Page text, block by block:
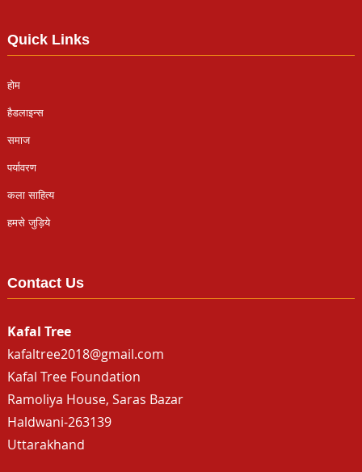
Quick Links
होम
हैडलाइन्स
समाज
पर्यावरण
कला साहित्य
हमसे जुड़िये
Contact Us
Kafal Tree
kafaltree2018@gmail.com
Kafal Tree Foundation
Ramoliya House, Saras Bazar
Haldwani-263139
Uttarakhand